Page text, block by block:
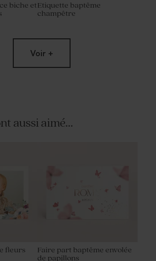
biche et Etiquette baptême
champêtre
Voir +
aussi aimé...
fleurs
Faire part baptême envolée
de papillons